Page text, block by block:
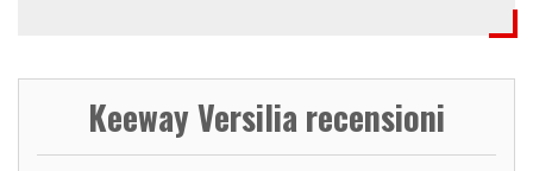
Keeway Versilia recensioni